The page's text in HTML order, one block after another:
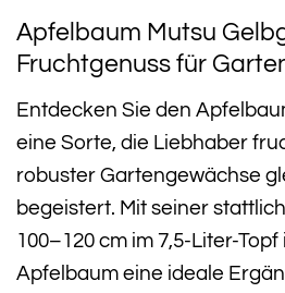
Apfelbaum Mutsu
Fruchtgenuss für
Entdecken Sie den
eine Sorte, die Liebhaber
robuster Gartengewächse
begeistert. Mit seiner
100–120 cm im 7,5-Liter-
Apfelbaum eine ideale